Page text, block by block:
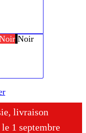
Noir
livraison
1 septembre